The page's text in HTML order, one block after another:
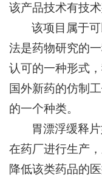
该产品技术有技术
该项目属于
法是药物研究的
认可的一种形式
国外新药的仿制
的一个种类。
胃漂浮缓释
在药厂进行生产
降低该类药品的